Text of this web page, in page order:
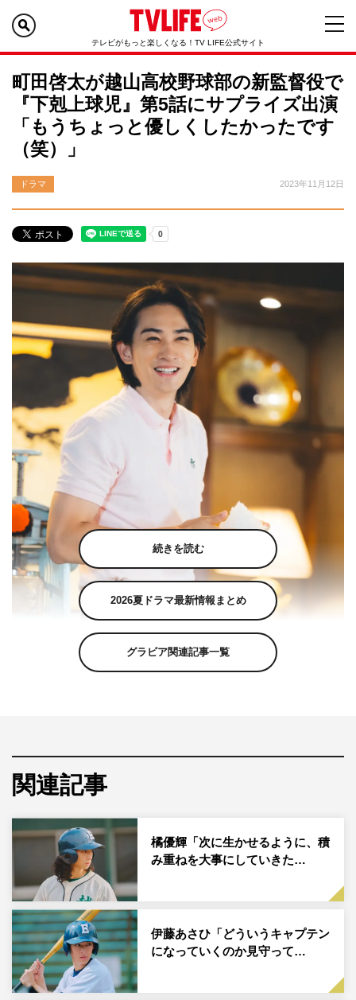
テレビがもっと楽しくなる！TV LIFE公式サイト
町田啓太が越山高校野球部の新監督役で
『下剋上球児』第5話にサプライズ出演
「もうちょっと優しくしたかったです
（笑）」
ドラマ 2023年11月12日
抱える問題やさまざまな愛を描く、ドリームヒューマンエ
ンターテインメント。「下剋上球児」（カンゼン／菊地高
弘 著）にインスピレーションを受け企画され、登場する
人物・学校・団体名・あらすじは全てフィクションとな
る。
教員免許を偽造していた南雲（鈴木亮平）が自首し、南雲
の罪が世間や学校に広まっていく中、南雲を信頼していた
部員たちは複雑な思いを抱える。そんな不穏な展開に、
続きを読む
2026夏ドラマ最新情報まとめ
グラビア関連記事一覧
関連記事
橘優輝「次に生かせるように、積
み重ねを大事にしていきた…
伊藤あさひ「どういうキャプテン
になっていくのか見守って…